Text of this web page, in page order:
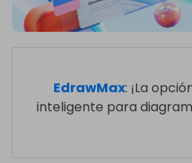
EdrawMax: ¡La
inteligente para